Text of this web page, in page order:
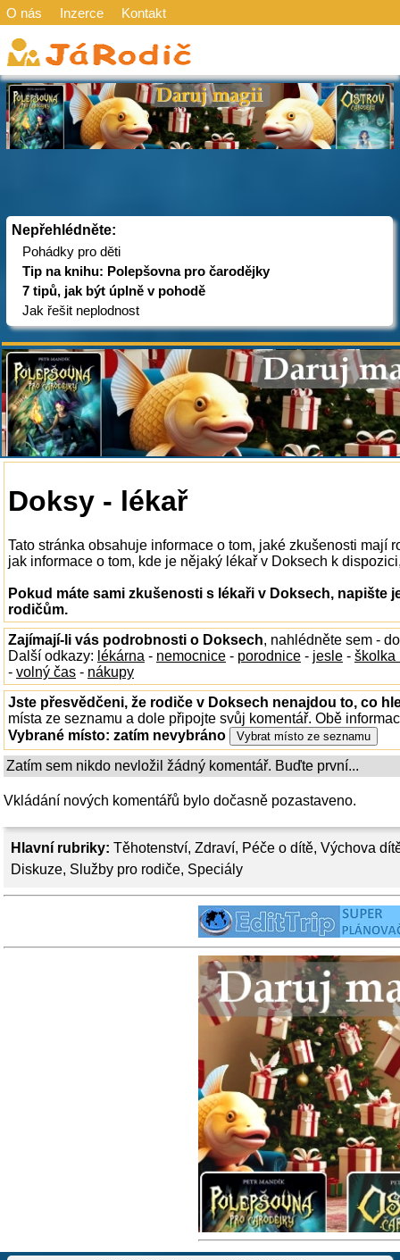
O nás Inzerce Kontakt
Nepřehlédněte:
Pohádky pro děti
Tip na knihu: Polepšovna pro čarodějky
7 tipů, jak být úplně v pohodě
Jak řešit neplodnost
Hlavní rubriky: Těhotenství, Zdraví, Péče o dítě, Výchova
Diskuze, Služby pro rodiče, Speciály
Doksy - lékař
Tato stránka obsahuje informace o tom, jaké zkušenosti mají
jak informace o tom, kde je nějaký lékař v Doksech k
Pokud máte sami zkušenosti s lékaři v Doksech, napište
rodičům.
Zajímají-li vás podrobnosti o Doksech, nahlédněte sem -
Další odkazy: lékárna - nemocnice - porodnice - jesle - školka
- volný čas - nákupy
Jste přesvědčeni, že rodiče v Doksech nenajdou to, co
místa ze seznamu a dole připojte svůj komentář. Obě
Vybrané místo: zatím nevybráno
Zatím sem nikdo nevložil žádný komentář. Buďte první...
Vkládání nových komentářů bylo dočasně pozastaveno.